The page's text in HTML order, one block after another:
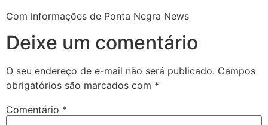
Com informações de Ponta Negra News
Deixe um comentário
O seu endereço de e-mail não será publicado. Campos
obrigatórios são marcados com *
Comentário *